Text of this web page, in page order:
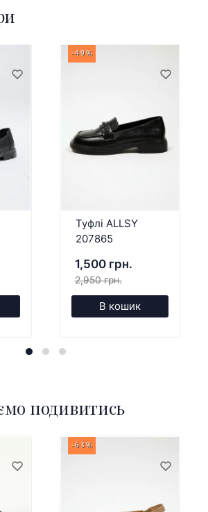
-49%
Туфлі ALLSY
207865
1,500 грн.
2,950 грн.
В кошик
подивитись
-63%